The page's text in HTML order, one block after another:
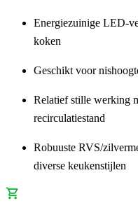
Energiezuinige LED-
koken
Geschikt voor
Relatief stille werking
recirculatiestand
Robuuste RVS/
diverse keukenstijlen